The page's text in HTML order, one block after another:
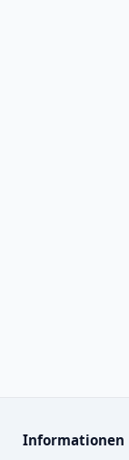
Informationen